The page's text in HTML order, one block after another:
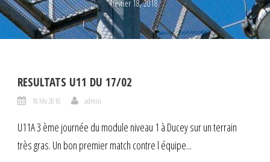
février 18, 2018
RESULTATS U11 DU 17/02
18 Fév 2018 admin
U11A 3 ème journée du module niveau 1 à Ducey sur un terrain
très gras. Un bon premier match contre l équipe...